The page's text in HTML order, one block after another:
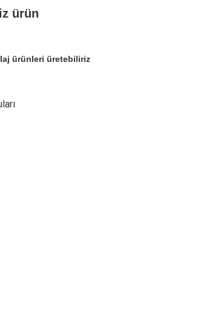
ürün
ürünleri üretebiliriz